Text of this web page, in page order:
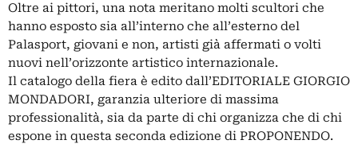
Oltre ai pittori, una nota meritano molti scultori che
hanno esposto sia all’interno che all’esterno del
Palasport, giovani e non, artisti già affermati o volti
nuovi nell’orizzonte artistico internazionale.
Il catalogo della fiera è edito dall’EDITORIALE GIORGIO
MONDADORI, garanzia ulteriore di massima
professionalità, sia da parte di chi organizza che di chi
espone in questa seconda edizione di PROPONENDO.